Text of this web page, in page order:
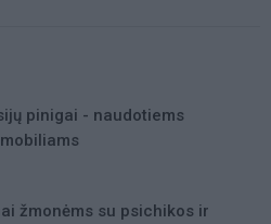
pinigai - naudotiems
žmonėms su psichikos ir